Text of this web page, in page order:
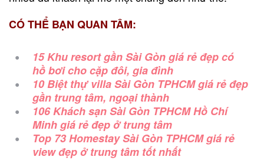
CÓ THỂ BẠN QUAN TÂM:
15 Khu resort gần Sài Gòn giá rẻ đẹp có
hồ bơi cho cặp đôi, gia đình
10 Biệt thự villa Sài Gòn TPHCM giá rẻ đẹp
gần trung tâm, ngoại thành
106 Khách sạn Sài Gòn TPHCM Hồ Chí
Minh giá rẻ đẹp ở trung tâm
Top 73 Homestay Sài Gòn TPHCM giá rẻ
view đẹp ở trung tâm tốt nhất